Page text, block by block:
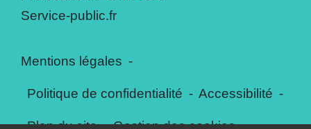
Service-public.fr
Mentions légales -
Politique de confidentialité - Accessibilité -
Plan du site - Gestion des cookies